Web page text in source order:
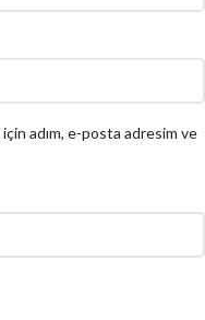
için adım, e-posta adresim ve